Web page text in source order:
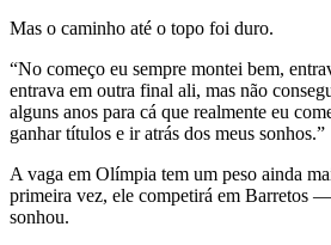
Mas o caminho até o topo foi duro.
“No começo eu sempre montei bem,
entrava em outra final ali, mas não
alguns anos para cá que realmente eu
ganhar títulos e ir atrás dos meus sonhos.”
A vaga em Olímpia tem um peso ainda
primeira vez, ele competirá em Barretos
sonhou.